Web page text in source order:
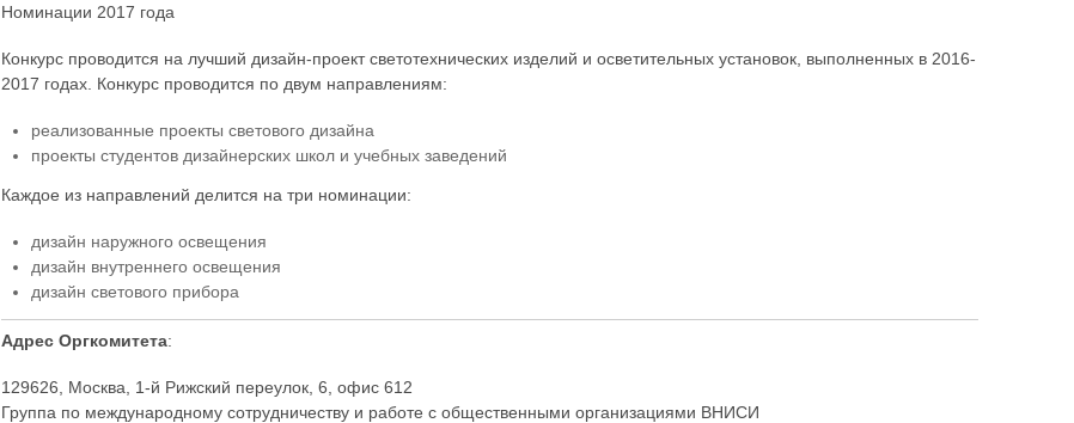
Номинации 2017 года
Конкурс проводится на лучший дизайн-проект светотехнических изделий и осветительных установок, выполненных в 2016-
2017 годах. Конкурс проводится по двум направлениям:
реализованные проекты светового дизайна
проекты студентов дизайнерских школ и учебных заведений
Каждое из направлений делится на три номинации:
дизайн наружного освещения
дизайн внутреннего освещения
дизайн светового прибора
Адрес Оргкомитета:
129626, Москва, 1-й Рижский переулок, 6, офис 612
Группа по международному сотрудничеству и работе с общественными организациями ВНИСИ